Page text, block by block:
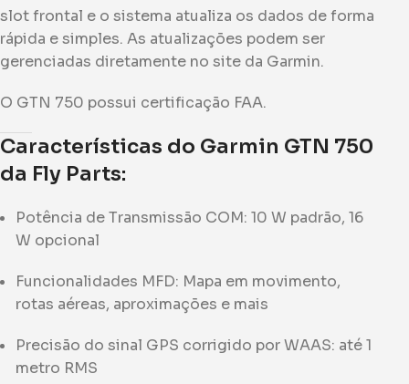
slot frontal e o sistema atualiza os dados de forma
rápida e simples. As atualizações podem ser
gerenciadas diretamente no site da Garmin.
O GTN 750 possui certificação FAA.
Características do Garmin GTN 750
da Fly Parts:
Potência de Transmissão COM: 10 W padrão, 16
W opcional
Funcionalidades MFD: Mapa em movimento,
rotas aéreas, aproximações e mais
Precisão do sinal GPS corrigido por WAAS: até 1
metro RMS